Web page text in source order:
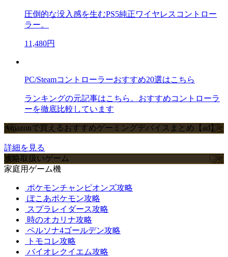
圧倒的な没入感を生むPS5純正ワイヤレスコントロー
ラー。
11,480円
PC/Steamコントローラーおすすめ20選はこちら
ランキングの元記事はこちら。おすすめコントローラ
ーを徹底比較しています
Amazonで買えるおすすめゲーミングデバイスまとめ【ad】
詳細を見る
攻略取扱いゲーム
家庭用ゲーム機
ポケモンチャンピオンズ攻略
ぽこあポケモン攻略
スプラレイダース攻略
時のオカリナ攻略
ペルソナ4ゴールデン攻略
トモコレ攻略
バイオレクイエム攻略